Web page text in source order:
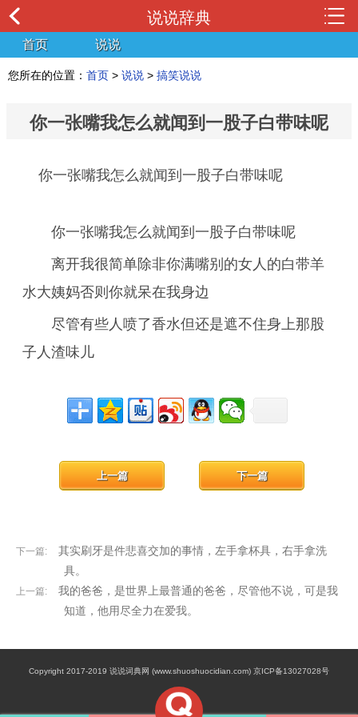
说说辞典
首页 说说
您所在的位置： 首页 > 说说 > 搞笑说说
你一张嘴我怎么就闻到一股子白带味呢
你一张嘴我怎么就闻到一股子白带味呢
你一张嘴我怎么就闻到一股子白带味呢
离开我很简单除非你满嘴别的女人的白带羊
水大姨妈否则你就呆在我身边
尽管有些人喷了香水但还是遮不住身上那股
子人渣味儿
下一篇:
其实刷牙是件悲喜交加的事情，左手拿杯具，右手拿洗
具。
下一篇
上一篇:
我的爸爸，是世界上最普通的爸爸，尽管他不说，可是我
知道，他用尽全力在爱我。
上一篇
Copyright 2017-2019 说说词典网 (www.shuoshuocidian.com) 京ICP备13027028号